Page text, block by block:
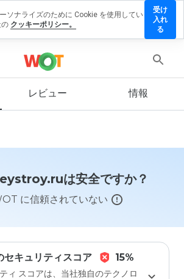
レビュー 情報
は安全ですか？
に信頼されていない
セキュリティスコア 15%
ィ スコアは、当社独自のテクノロ
ソナライズのために Cookie を使用してい
の クッキーポリシー。
受け
入れ
る